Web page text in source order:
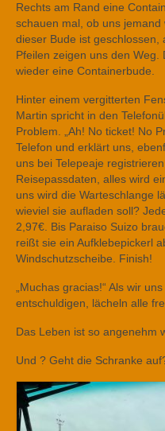
Rechts am Rand eine
schauen mal, ob uns
dieser Bude ist geschlossen,
Pfeilen zeigen uns den
wieder eine Containerbude.
Hinter einem vergitterten
Martin spricht in den
Problem. „Ah! No ticket! No
Telefon und erklärt uns,
uns bei Telepeaje
Reisepassdaten, alles wird
uns wird die Warteschlange
wieviel sie aufladen soll?
2,97€. Bis Paraiso Suizo
reißt sie ein Aufklebepickerl
Windschutzscheibe. Finish!
„Muchas gracias!“ Als wir
entschuldigen, lächeln alle
Das Leben ist so angenehm
Und ? Geht die Schranke